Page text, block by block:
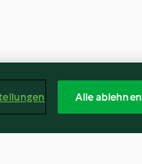
Alle ablehnen